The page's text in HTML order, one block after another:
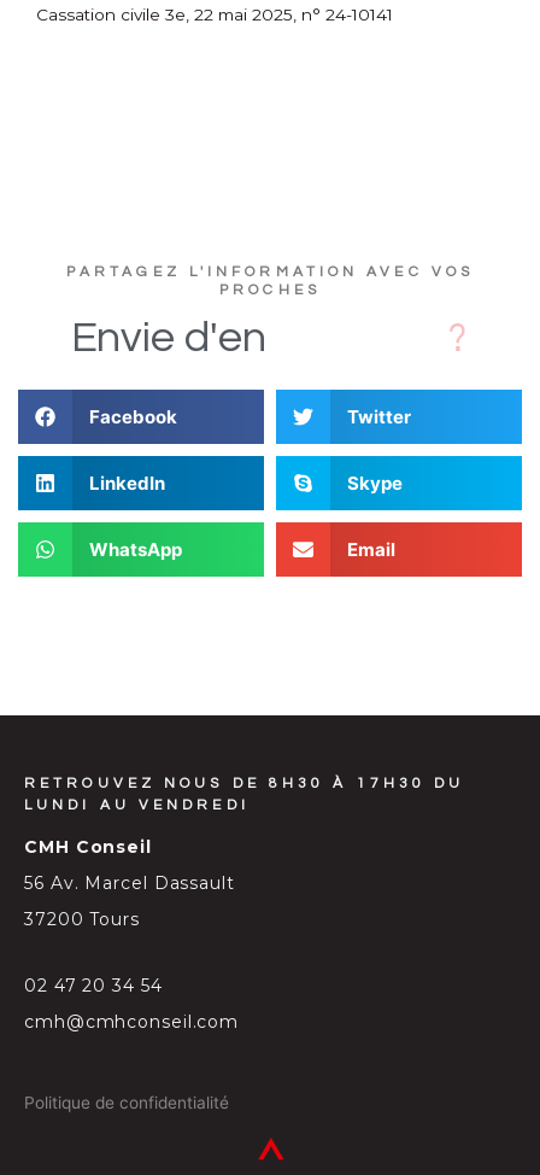
Cassation civile 3e, 22 mai 2025, n° 24-10141
PARTAGEZ L'INFORMATION AVEC VOS
PROCHES
Envie d'en
Facebook Twitter
LinkedIn Skype
WhatsApp Email
RETROUVEZ NOUS DE 8H30 À 17H30 DU
LUNDI AU VENDREDI
CMH Conseil
56 Av. Marcel Dassault
37200 Tours
02 47 20 34 54
cmh@cmhconseil.com
Politique de confidentialité